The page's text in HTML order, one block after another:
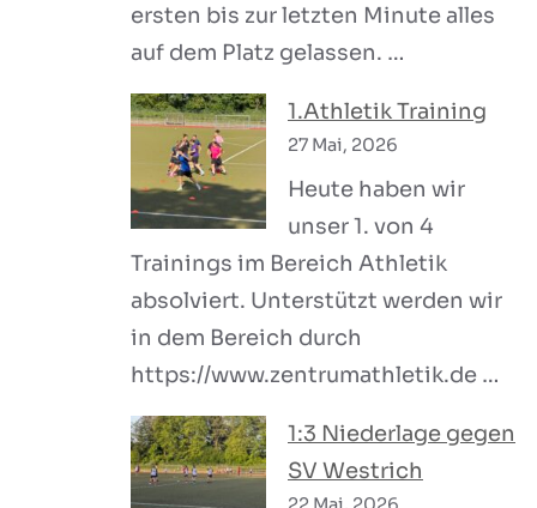
ersten bis zur letzten Minute alles
auf dem Platz gelassen. …
1.Athletik Training
27 Mai, 2026
Heute haben wir
unser 1. von 4
Trainings im Bereich Athletik
absolviert. Unterstützt werden wir
in dem Bereich durch
https://www.zentrumathletik.de …
1:3 Niederlage gegen
SV Westrich